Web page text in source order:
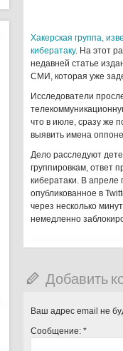
Хакерская группа,
кибератаку. На этот
недавней статье
СМИ, которая уже
Исследователи
что в июле, сразу же
выявить имена
Дело расследуют
группировкам, ответ
кибератаки. В
опубликованное в
через несколько
немедленно
Добавить
Ваш адрес email не
Сообщение: *